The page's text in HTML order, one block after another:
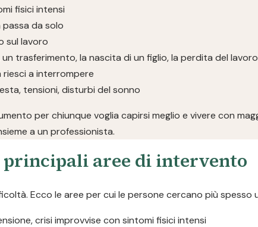
fisici intensi
da solo
sul lavoro
un trasferimento, la nascita di un figlio, la perdita del lavoro
a interrompere
tensioni, disturbi del sonno
per chiunque voglia capirsi meglio e vivere con
a un professionista.
principali aree di intervento
Ecco le aree per cui le persone cercano più spesso
crisi improvvise con sintomi fisici intensi